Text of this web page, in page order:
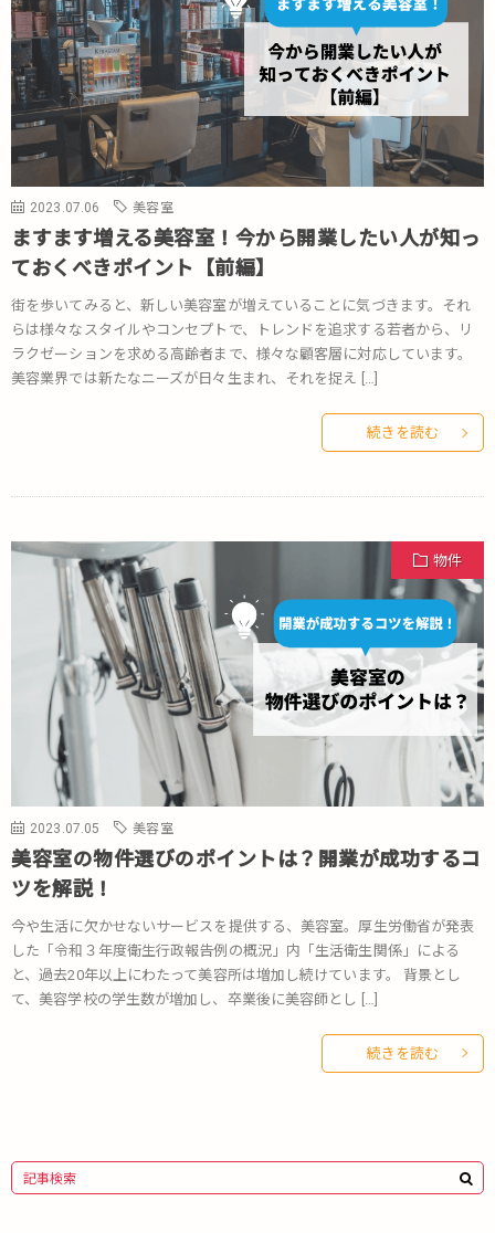
2023.07.06 美容室
ますます増える美容室！今から開業したい人が知っ
ておくべきポイント【前編】
街を歩いてみると、新しい美容室が増えていることに気づきます。それ
らは様々なスタイルやコンセプトで、トレンドを追求する若者から、リ
ラクゼーションを求める高齢者まで、様々な顧客層に対応しています。
美容業界では新たなニーズが日々生まれ、それを捉え […]
続きを読む
物件
2023.07.05 美容室
美容室の物件選びのポイントは？開業が成功するコ
ツを解説！
今や生活に欠かせないサービスを提供する、美容室。厚生労働省が発表
した「令和３年度衛生行政報告例の概況」内「生活衛生関係」による
と、過去20年以上にわたって美容所は増加し続けています。 背景とし
て、美容学校の学生数が増加し、卒業後に美容師とし […]
続きを読む